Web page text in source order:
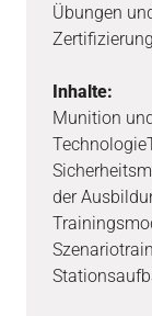
Übungen
Inhalte:
Munition
der